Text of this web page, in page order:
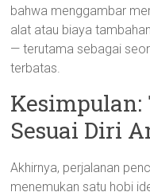
bahwa menggambar
alat atau biaya
— terutama sebagai
terbatas.
Kesimpulan:
Sesuai Diri
Akhirnya, perjalanan
menemukan satu hobi